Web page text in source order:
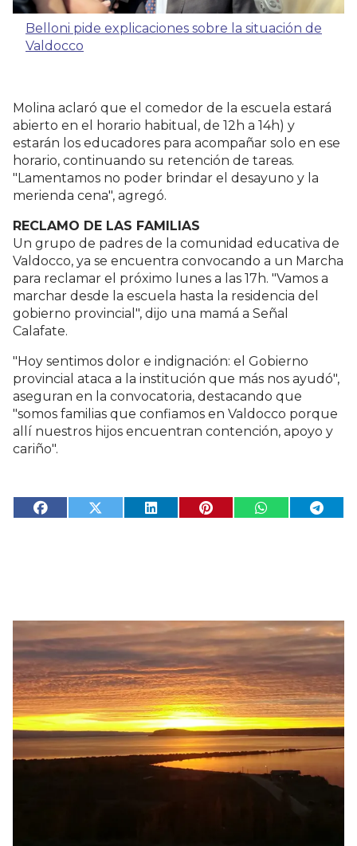
Belloni pide explicaciones sobre la situación de
Valdocco
Molina aclaró que el comedor de la escuela estará
abierto en el horario habitual, de 12h a 14h) y
estarán los educadores para acompañar solo en ese
horario, continuando su retención de tareas.
"Lamentamos no poder brindar el desayuno y la
merienda cena", agregó.
RECLAMO DE LAS FAMILIAS
Un grupo de padres de la comunidad educativa de
Valdocco, ya se encuentra convocando a un Marcha
para reclamar el próximo lunes a las 17h. "Vamos a
marchar desde la escuela hasta la residencia del
gobierno provincial", dijo una mamá a Señal
Calafate.
"Hoy sentimos dolor e indignación: el Gobierno
provincial ataca a la institución que más nos ayudó",
aseguran en la convocatoria, destacando que
"somos familias que confiamos en Valdocco porque
allí nuestros hijos encuentran contención, apoyo y
cariño".